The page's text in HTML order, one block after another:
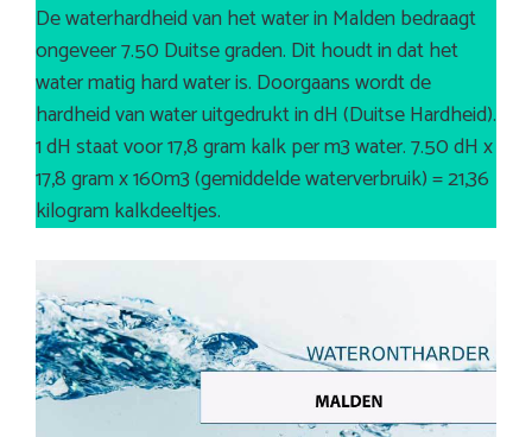
De waterhardheid van het water in Malden bedraagt
ongeveer 7.50 Duitse graden. Dit houdt in dat het
water matig hard water is. Doorgaans wordt de
hardheid van water uitgedrukt in dH (Duitse Hardheid).
1 dH staat voor 17,8 gram kalk per m3 water. 7.50 dH x
17,8 gram x 160m3 (gemiddelde waterverbruik) = 21,36
kilogram kalkdeeltjes.